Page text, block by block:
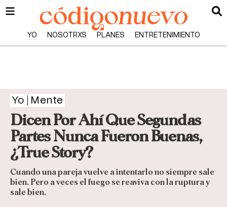
YO NOSOTRXS PLANES ENTRETENIMIENTO
Yo Mente
Dicen Por Ahí Que Segundas
Partes Nunca Fueron Buenas,
¿True Story?
Cuando una pareja vuelve a intentarlo no siempre sale
bien. Pero a veces el fuego se reaviva con la ruptura y
sale bien.